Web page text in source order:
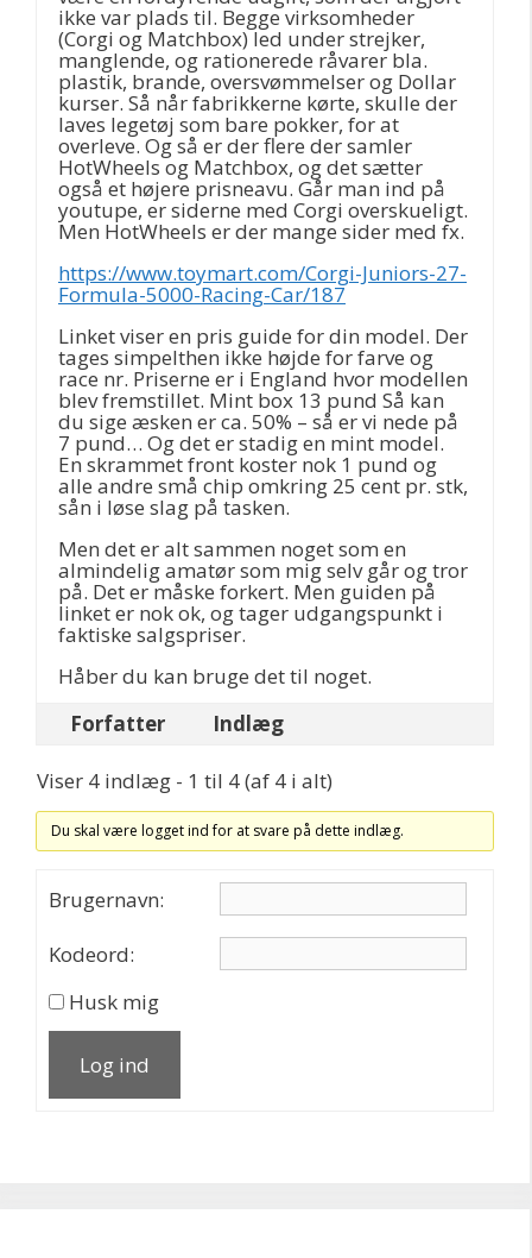
ikke var plads til. Begge virksomheder
(Corgi og Matchbox) led under strejker,
manglende, og rationerede råvarer bla.
plastik, brande, oversvømmelser og Dollar
kurser. Så når fabrikkerne kørte, skulle der
laves legetøj som bare pokker, for at
overleve. Og så er der flere der samler
HotWheels og Matchbox, og det sætter
også et højere prisneavu. Går man ind på
youtupe, er siderne med Corgi overskueligt.
Men HotWheels er der mange sider med fx.
https://www.toymart.com/Corgi-Juniors-27-
Formula-5000-Racing-Car/187
Linket viser en pris guide for din model. Der
tages simpelthen ikke højde for farve og
race nr. Priserne er i England hvor modellen
blev fremstillet. Mint box 13 pund Så kan
du sige æsken er ca. 50% – så er vi nede på
7 pund… Og det er stadig en mint model.
En skrammet front koster nok 1 pund og
alle andre små chip omkring 25 cent pr. stk,
sån i løse slag på tasken.
Men det er alt sammen noget som en
almindelig amatør som mig selv går og tror
på. Det er måske forkert. Men guiden på
linket er nok ok, og tager udgangspunkt i
faktiske salgspriser.
Håber du kan bruge det til noget.
Forfatter
Indlæg
Viser 4 indlæg - 1 til 4 (af 4 i alt)
Du skal være logget ind for at svare på dette indlæg.
Brugernavn:
Kodeord:
Husk mig
Log ind